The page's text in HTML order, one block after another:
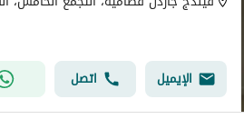
الإيميل اتصل